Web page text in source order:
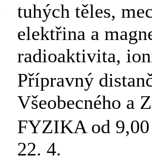
tuhých těles,
elektřina a
radioaktivita,
Přípravný
Všeobecného a
FYZIKA od 9,00
22. 4.